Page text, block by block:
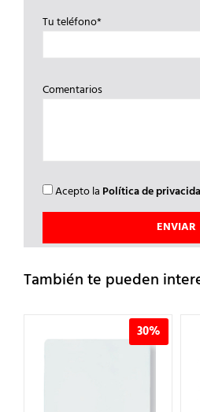
Tu teléfono*
Comentarios
Acepto la Política de
También te pueden
30%